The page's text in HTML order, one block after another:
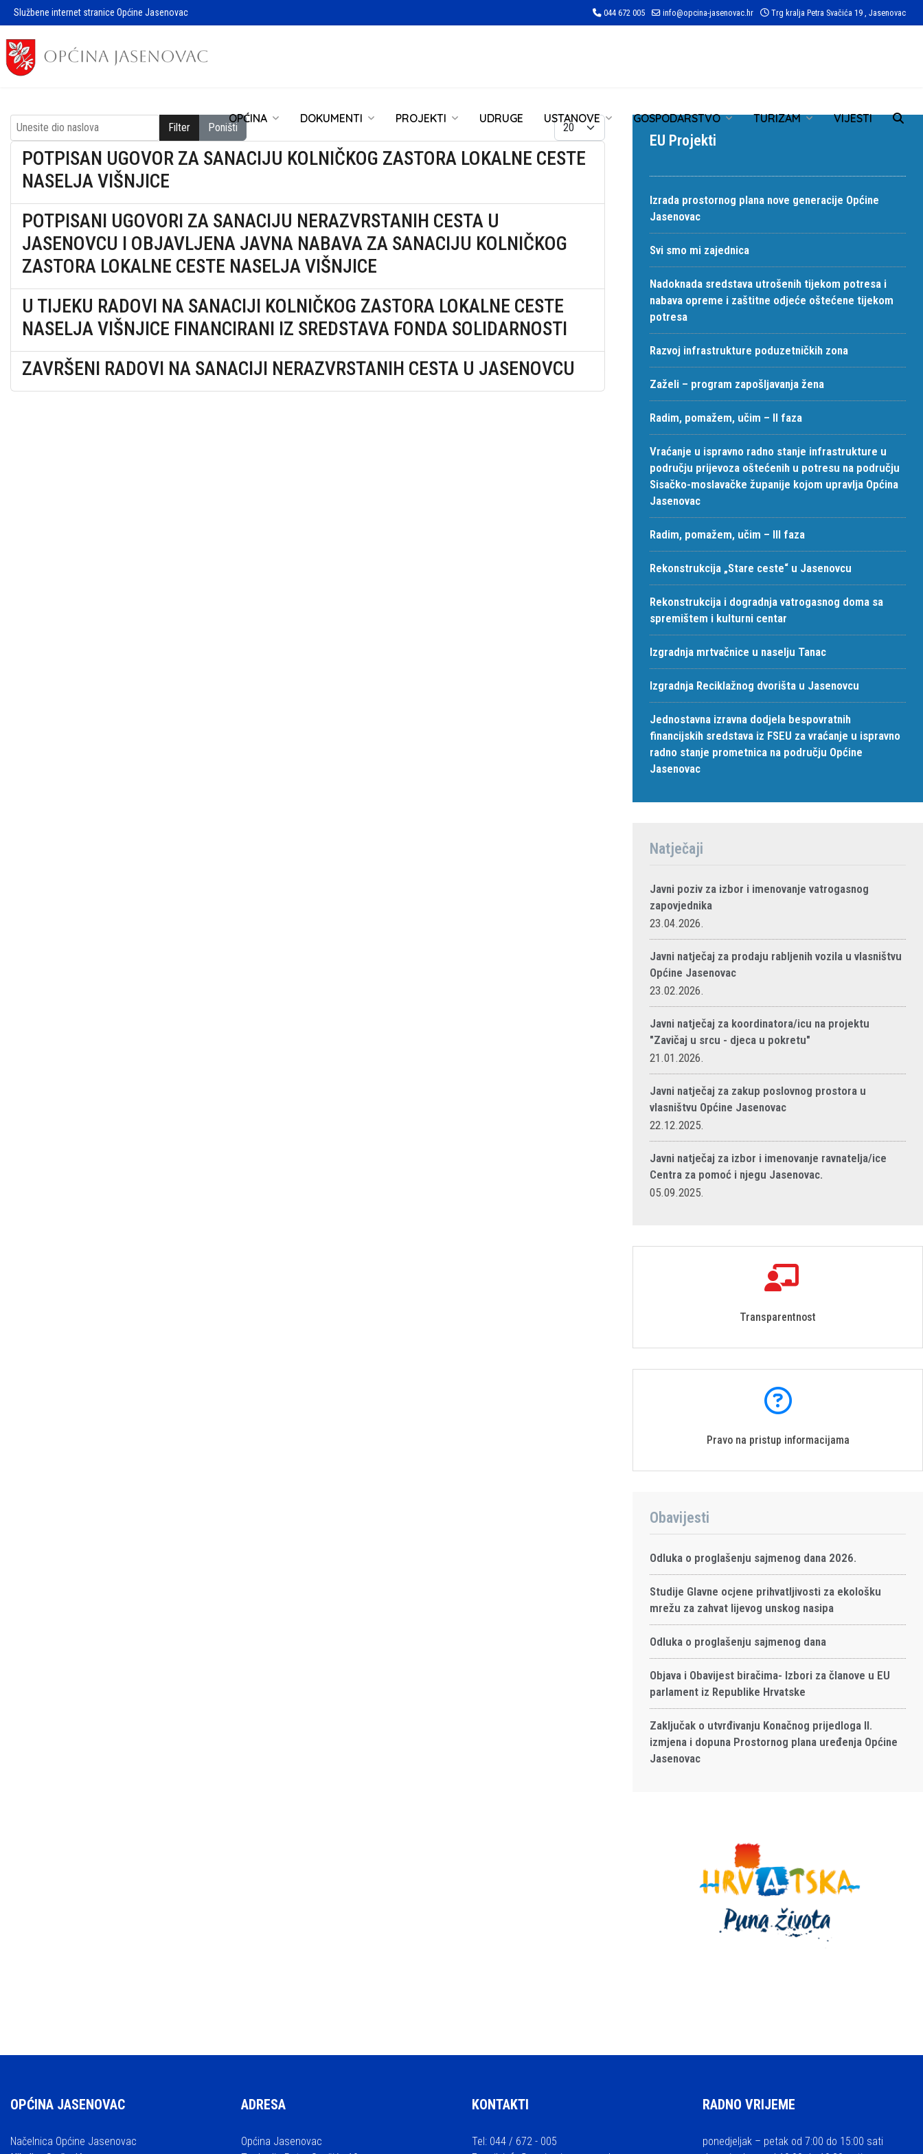
Službene internet stranice Općine Jasenovac 044 672 005 info@opcina-jasenovac.hr Trg kralja Petra Svačića 19 , Jasenovac
OPĆINA DOKUMENTI PROJEKTI UDRUGE USTANOVE GOSPODARSTVO TURIZAM VIJESTI
Unesite dio naslova Filter Poništi Prikaz #
POTPISAN UGOVOR ZA SANACIJU KOLNIČKOG ZASTORA LOKALNE CESTE
NASELJA VIŠNJICE
POTPISANI UGOVORI ZA SANACIJU NERAZVRSTANIH CESTA U
JASENOVCU I OBJAVLJENA JAVNA NABAVA ZA SANACIJU KOLNIČKOG
ZASTORA LOKALNE CESTE NASELJA VIŠNJICE
U TIJEKU RADOVI NA SANACIJI KOLNIČKOG ZASTORA LOKALNE CESTE
NASELJA VIŠNJICE FINANCIRANI IZ SREDSTAVA FONDA SOLIDARNOSTI
ZAVRŠENI RADOVI NA SANACIJI NERAZVRSTANIH CESTA U JASENOVCU
EU Projekti
Izrada prostornog plana nove generacije Općine
Jasenovac
Svi smo mi zajednica
Nadoknada sredstava utrošenih tijekom potresa i
nabava opreme i zaštitne odjeće oštećene tijekom
potresa
Razvoj infrastrukture poduzetničkih zona
Zaželi – program zapošljavanja žena
Radim, pomažem, učim – II faza
Vraćanje u ispravno radno stanje infrastrukture u
području prijevoza oštećenih u potresu na području
Sisačko-moslavačke županije kojom upravlja Općina
Jasenovac
Radim, pomažem, učim – III faza
Rekonstrukcija „Stare ceste“ u Jasenovcu
Rekonstrukcija i dogradnja vatrogasnog doma sa
spremištem i kulturni centar
Izgradnja mrtvačnice u naselju Tanac
Izgradnja Reciklažnog dvorišta u Jasenovcu
Jednostavna izravna dodjela bespovratnih
financijskih sredstava iz FSEU za vraćanje u ispravno
radno stanje prometnica na području Općine
Jasenovac
Natječaji
Javni poziv za izbor i imenovanje vatrogasnog
zapovjednika
23.04.2026.
Javni natječaj za prodaju rabljenih vozila u vlasništvu
Općine Jasenovac
23.02.2026.
Javni natječaj za koordinatora/icu na projektu
"Zavičaj u srcu - djeca u pokretu"
21.01.2026.
Javni natječaj za zakup poslovnog prostora u
vlasništvu Općine Jasenovac
22.12.2025.
Javni natječaj za izbor i imenovanje ravnatelja/ice
Centra za pomoć i njegu Jasenovac.
05.09.2025.
Transparentnost
Pravo na pristup informacijama
Obavijesti
Odluka o proglašenju sajmenog dana 2026.
Studije Glavne ocjene prihvatljivosti za ekološku
mrežu za zahvat lijevog unskog nasipa
Odluka o proglašenju sajmenog dana
Objava i Obavijest biračima- Izbori za članove u EU
parlament iz Republike Hrvatske
Zaključak o utvrđivanju Konačnog prijedloga II.
izmjena i dopuna Prostornog plana uređenja Općine
Jasenovac
OPĆINA JASENOVAC
Načelnica Općine Jasenovac
ADRESA
Općina Jasenovac
KONTAKTI
Tel: 044 / 672 - 005
RADNO VRIJEME
ponedjeljak – petak od 7:00 do 15:00 sati